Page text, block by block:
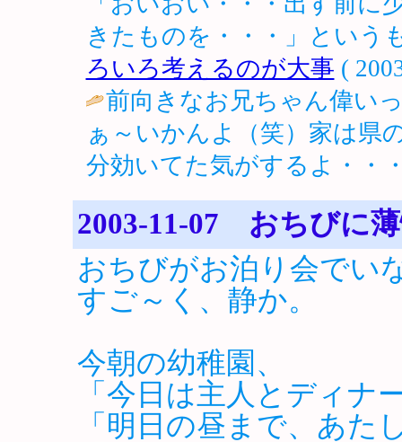
きたものを・・・」という
ろいろ考えるのが大事 (
前向きなお兄ちゃん偉い
ぁ～いかんよ（笑）家は県
分効いてた気がするよ・・
2003-11-07 おちびに
おちびがお泊り会でい
すご～く、静か。
今朝の幼稚園、
「今日は主人とディナ
「明日の昼まで、あた